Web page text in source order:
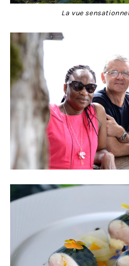
La vue